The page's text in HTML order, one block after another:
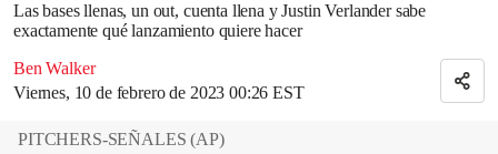
Las bases llenas, un out, cuenta llena y Justin Verlander sabe
exactamente qué lanzamiento quiere hacer
Ben Walker
Viernes, 10 de febrero de 2023 00:26 EST
PITCHERS-SEÑALES (AP)